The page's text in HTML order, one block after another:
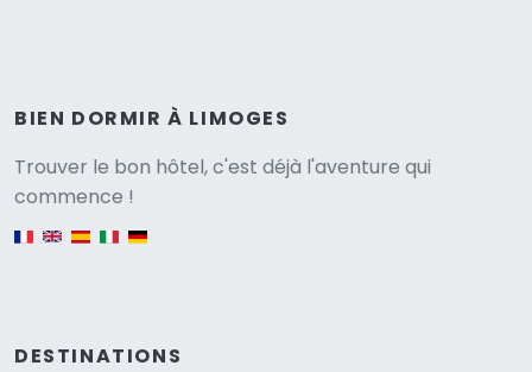
BIEN DORMIR À LIMOGES
Trouver le bon hôtel, c'est déjà l'aventure qui
commence !
DESTINATIONS